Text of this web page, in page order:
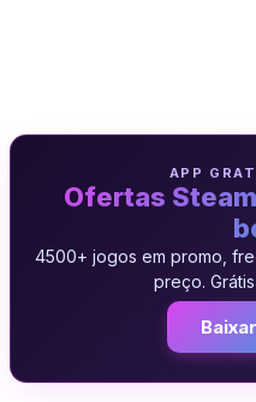
APP
Ofertas
4500+ jogos em promo,
preço.